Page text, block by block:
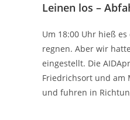
Leinen los –
Um 18:00 Uhr hieß
regnen. Aber wir
eingestellt. Die
Friedrichsort und am
und fuhren in